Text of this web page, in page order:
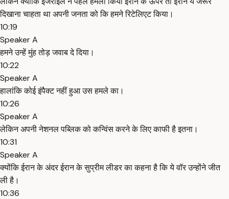
दिखाना चाहता था अपनी जनता को कि हमने रिटेलिएट किया।
10:19
Speaker A
हमने उन्हें मुंह तोड़ जवाब दे दिया।
10:22
Speaker A
हालांकि कोई इंपैक्ट नहीं हुआ उस हमले का।
10:26
Speaker A
लेकिन अपनी नेशनल पब्लिक को कन्विंस करने के लिए काफी है इतना।
10:31
Speaker A
क्योंकि ईरान के अंदर ईरान के सुप्रीम लीडर का कहना है कि ये वॉर उन्होंने जीत
ली है।
10:36